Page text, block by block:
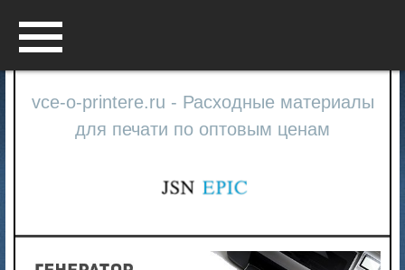
vce-o-printere.ru - Расходные материалы
для печати по оптовым ценам